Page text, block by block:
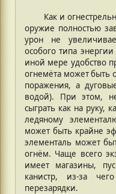
Как и
оружие полностью
урон не
особого типа
иной мере удобство
огнемёта может быть
поражения, а
водой). При этом,
сыграть как на руку,
ледяному
может быть крайне
элементаль может
огнём. Чаще всего
имеет магазины,
канистр, из-за
перезарядки.